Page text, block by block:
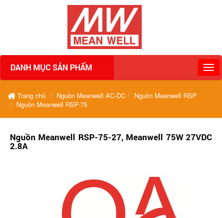
DANH MỤC SẢN PHẨM
Trang chủ Nguồn Meanwell AC-DC
Nguồn Meanwell RSP
Nguồn Meanwell RSP-75
Nguồn Meanwell RSP-75-27, Meanwell 75W 27VDC
2.8A